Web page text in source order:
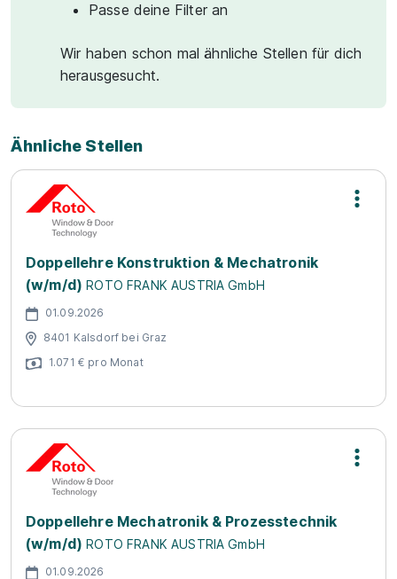
Passe deine Filter an
Wir haben schon mal ähnliche Stellen für dich
herausgesucht.
Ähnliche Stellen
Doppellehre Konstruktion & Mechatronik
(w/m/d) ROTO FRANK AUSTRIA GmbH
01.09.2026
8401 Kalsdorf bei Graz
1.071 € pro Monat
Doppellehre Mechatronik & Prozesstechnik
(w/m/d) ROTO FRANK AUSTRIA GmbH
01.09.2026